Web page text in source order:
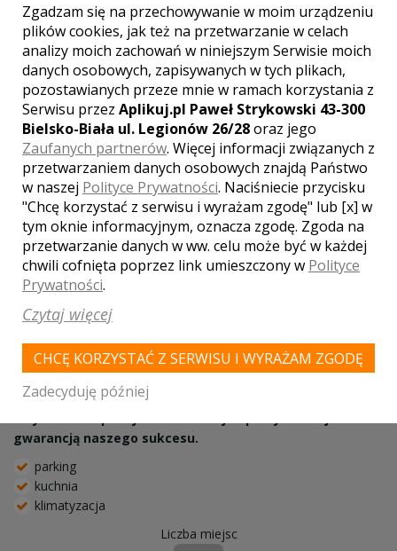
Karczma Gazdówka
Zagórzany
Przyjęcie weselne organizujemy zgodnie z Waszym osobistym
scenariuszem. Dbamy aby nasi klienci wychodzili zawsze
gwarancją naszego sukcesu.
parking
kuchnia
klimatyzacja
Liczba miejsc
Zgadzam się na przechowywanie w moim urządzeniu
plików cookies, jak też na przetwarzanie w celach
analizy moich zachowań w niniejszym Serwisie moich
danych osobowych, zapisywanych w tych plikach,
pozostawianych przeze mnie w ramach korzystania z
Serwisu przez Aplikuj.pl Paweł Strykowski 43-300
Bielsko-Biała ul. Legionów 26/28oraz jego
Zaufanych partnerów. Więcej informacji związanych z
przetwarzaniem danych osobowych znajdą Państwo
w naszej Polityce Prywatności. Naciśniecie przycisku
"Chcę korzystać z serwisu i wyrażam zgodę" lub [x] w
tym oknie informacyjnym, oznacza zgodę. Zgoda na
przetwarzanie danych w ww. celu może być w każdej
chwili cofnięta poprzez link umieszczony w Polityce
Prywatności.
Czytaj więcej
CHCĘ KORZYSTAĆ Z SERWISU I WYRAŻAM ZGODĘ
Zadecyduję później